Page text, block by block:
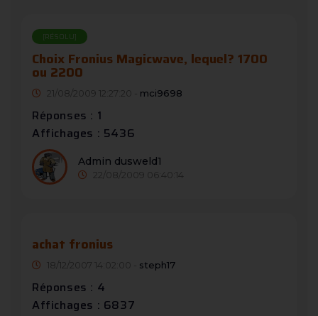
[RÉSOLU]
Choix Fronius Magicwave, lequel? 1700
ou 2200
21/08/2009 12:27:20 - mci9698
Réponses : 1
Affichages : 5436
Admin dusweld1
22/08/2009 06:40:14
achat fronius
18/12/2007 14:02:00 - steph17
Réponses : 4
Affichages : 6837